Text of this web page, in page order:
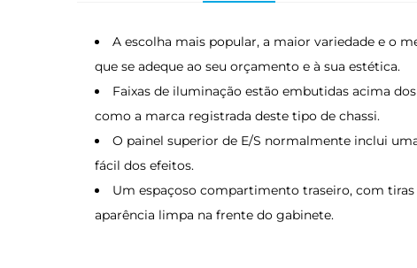
A escolha mais popular, a maior variedade e o
que se adeque ao seu orçamento e à sua estética.
Faixas de iluminação estão embutidas acima
como a marca registrada deste tipo de chassi.
O painel superior de E/S normalmente inclui
fácil dos efeitos.
Um espaçoso compartimento traseiro, com
aparência limpa na frente do gabinete.